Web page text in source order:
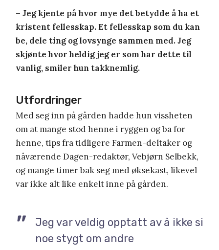
– Jeg kjente på hvor mye det betydde å ha et
kristent fellesskap. Et fellesskap som du kan
be, dele ting og lovsynge sammen med. Jeg
skjønte hvor heldig jeg er som har dette til
vanlig, smiler hun takknemlig.
Utfordringer
Med seg inn på gården hadde hun vissheten
om at mange stod henne i ryggen og ba for
henne, tips fra tidligere Farmen-deltaker og
nåværende Dagen-redaktør, Vebjørn Selbekk,
og mange timer bak seg med øksekast, likevel
var ikke alt like enkelt inne på gården.
Jeg var veldig opptatt av å ikke si
noe stygt om andre